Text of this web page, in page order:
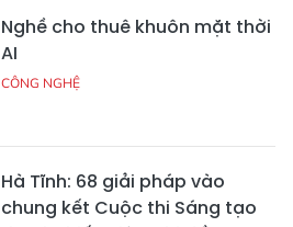
Nghề cho thuê khuôn mặt thời
AI
CÔNG NGHỆ
Hà Tĩnh: 68 giải pháp vào
chung kết Cuộc thi Sáng tạo